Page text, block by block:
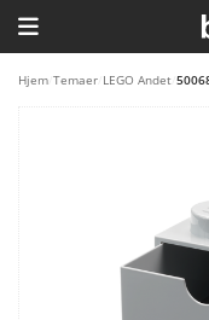
HJEM
LEGO
Hjem Temaer LEGO Andet